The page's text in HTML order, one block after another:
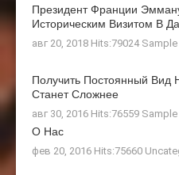
Президент Франции
Историческим Визитом В
авг 20, 2018 Hits:79024
Получить Постоянный Вид
Станет Сложнее
авг 30, 2016 Hits:76559
О Нас
фев 20, 2016 Hits:75660